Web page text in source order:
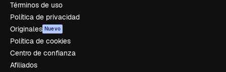
Términos de uso
Política de privacidad
Originales Nuevo
Política de cookies
Centro de confianza
Afiliados